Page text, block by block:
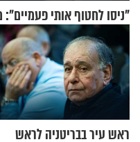
"ניסו לחטוף אותי פעמיים":
ראש עיר בבריטניה לראש